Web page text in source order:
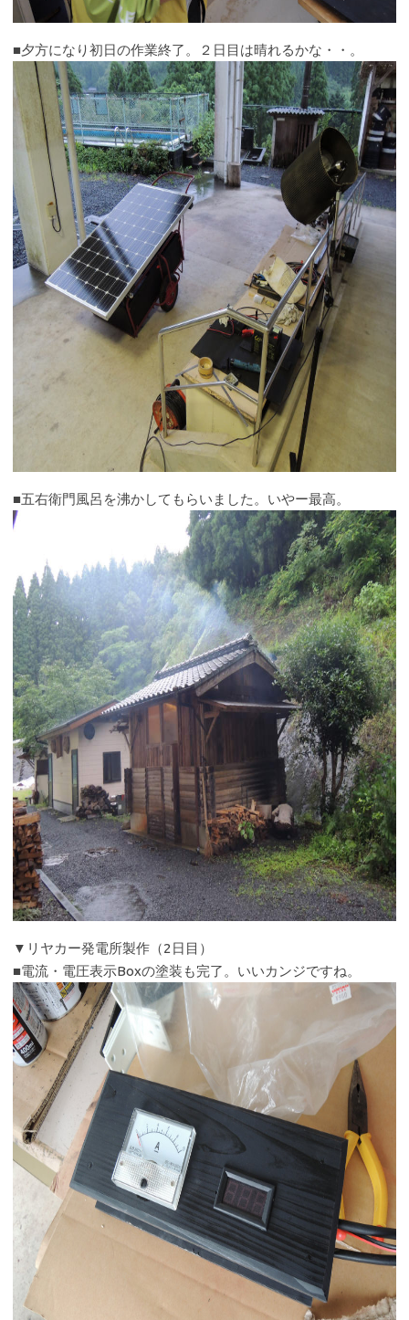
■夕方になり初日の作業終了。２日目は晴れるかな・・。
■五右衛門風呂を沸かしてもらいました。いやー最高。
▼リヤカー発電所製作（2日目）
■電流・電圧表示Boxの塗装も完了。いいカンジですね。